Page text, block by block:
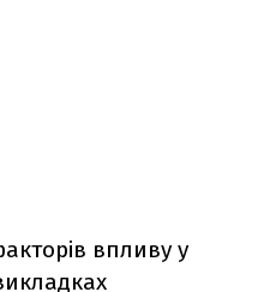
впливу у